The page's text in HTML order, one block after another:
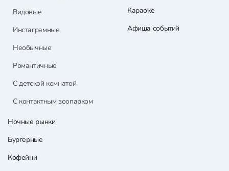
Видовые
Инстаграмные
Необычные
Романтичные
С детской комнатой
С контактным зоопарком
Ночные рынки
Бургерные
Кофейни
Караоке
Афиша событий